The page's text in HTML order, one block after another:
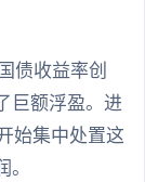
债收益率创
巨额浮盈。进
始集中处置这